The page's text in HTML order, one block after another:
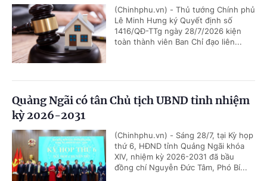
(Chinhphu.vn) - Thủ tướng Chính phủ
Lê Minh Hưng ký Quyết định số
1416/QĐ-TTg ngày 28/7/2026 kiện
toàn thành viên Ban Chỉ đạo liên...
Quảng Ngãi có tân Chủ tịch UBND tỉnh nhiệm
kỳ 2026-2031
(Chinhphu.vn) - Sáng 28/7, tại Kỳ họp
thứ 6, HĐND tỉnh Quảng Ngãi khóa
XIV, nhiệm kỳ 2026-2031 đã bầu
đồng chí Nguyễn Đức Tâm, Phó Bí...